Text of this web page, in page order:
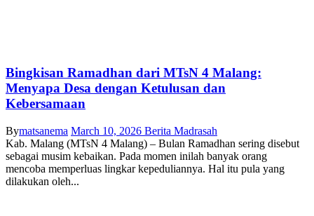
Bingkisan Ramadhan dari MTsN 4 Malang:
Menyapa Desa dengan Ketulusan dan
Kebersamaan
Bymatsanema March 10, 2026 Berita Madrasah
Kab. Malang (MTsN 4 Malang) – Bulan Ramadhan sering disebut
sebagai musim kebaikan. Pada momen inilah banyak orang
mencoba memperluas lingkar kepeduliannya. Hal itu pula yang
dilakukan oleh...